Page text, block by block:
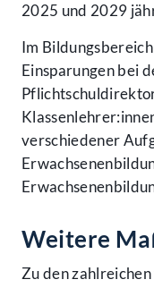
2025 und 2029
Im
Einsparungen bei
verschiedener
Weitere
Zu den